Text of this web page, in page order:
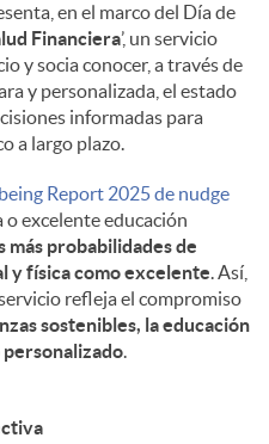
en el marco del Día de
Financiera’, un servicio
y socia conocer, a través de
y personalizada, el estado
informadas para
a largo plazo.
Report 2025 de nudge
o excelente educación
más probabilidades de
y física como excelente. Así,
refleja el compromiso
sostenibles, la educación
.